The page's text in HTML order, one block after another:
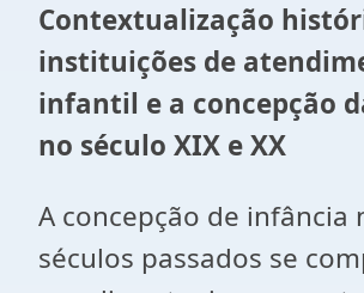
Contextualização
instituições de
infantil e a concepção
no século XIX e XX
A concepção de infância
séculos passados se